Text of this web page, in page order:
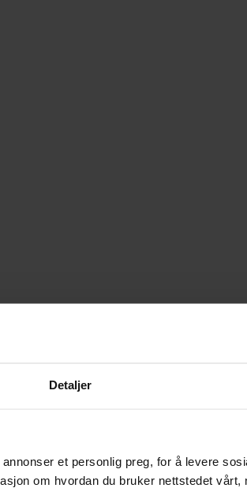
Detaljer
et personlig preg, for å levere
om hvordan du bruker nettstedet vårt,